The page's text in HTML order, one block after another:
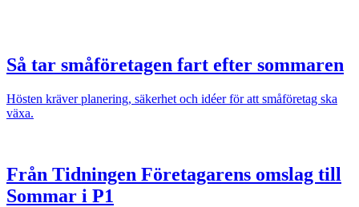
Så tar småföretagen fart efter sommaren
Hösten kräver planering, säkerhet och idéer för att småföretag ska
växa.
Från Tidningen Företagarens omslag till
Sommar i P1